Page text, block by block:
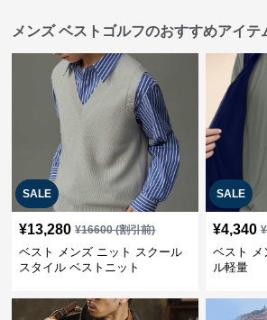
メンズ ベストゴルフのおすすめアイテ
SALE
¥13,280 ¥16600(割引前)
ベスト メンズ ニット スクール
スタイル ベストニット
SALE
¥4,340 ¥
ベスト メ
ル軽量